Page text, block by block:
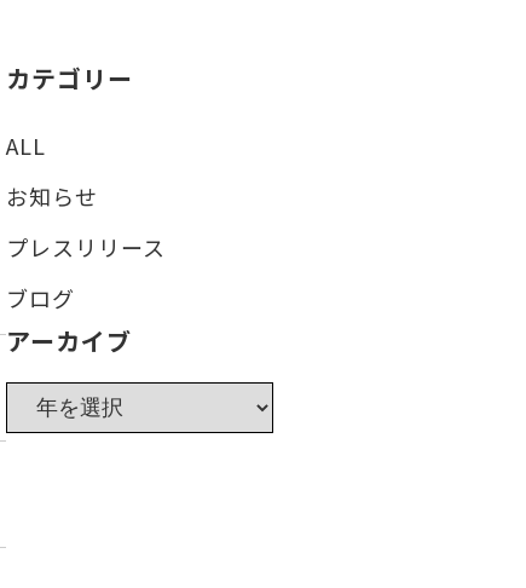
カテゴリー
ALL
お知らせ
プレスリリース
ブログ
アーカイブ